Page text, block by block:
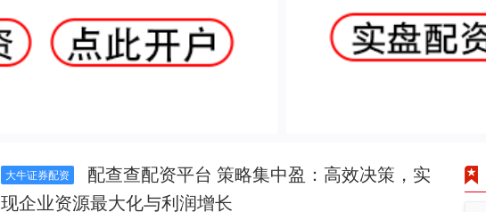
大牛证券配资
配查查配资平台 策略集中盈：高效决策，实
现企业资源最大化与利润增长